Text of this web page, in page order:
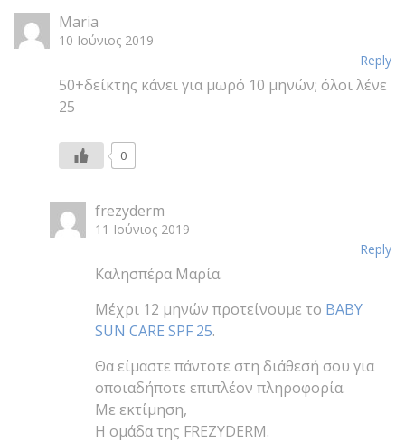
Maria
10 Ιούνιος 2019
Reply
50+δείκτης κάνει για μωρό 10 μηνών; όλοι λένε
25
0
frezyderm
11 Ιούνιος 2019
Reply
Καλησπέρα Μαρία.
Μέχρι 12 μηνών προτείνουμε το BABY
SUN CARE SPF 25.
Θα είμαστε πάντοτε στη διάθεσή σου για
οποιαδήποτε επιπλέον πληροφορία.
Με εκτίμηση,
Η ομάδα της FREZYDERM.